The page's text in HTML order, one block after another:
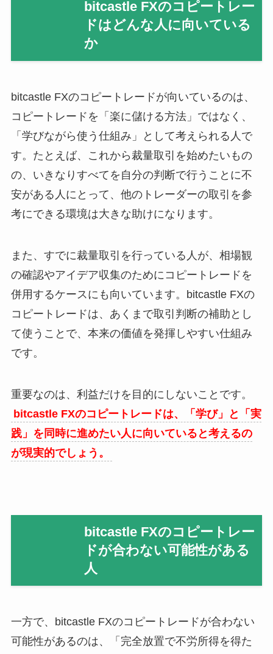
bitcastle FXのコピートレー
ドはどんな人に向いている
か
bitcastle FXのコピートレードが向いているのは、
コピートレードを「楽に儲ける方法」ではなく、
「学びながら使う仕組み」として考えられる人で
す。たとえば、これから裁量取引を始めたいもの
の、いきなりすべてを自分の判断で行うことに不
安がある人にとって、他のトレーダーの取引を参
考にできる環境は大きな助けになります。
また、すでに裁量取引を行っている人が、相場観
の確認やアイデア収集のためにコピートレードを
併用するケースにも向いています。bitcastle FXの
コピートレードは、あくまで取引判断の補助とし
て使うことで、本来の価値を発揮しやすい仕組み
です。
重要なのは、利益だけを目的にしないことです。
bitcastle FXのコピートレードは、「学び」と「実
践」を同時に進めたい人に向いていると考えるの
が現実的でしょう。
bitcastle FXのコピートレー
ドが合わない可能性がある
人
一方で、bitcastle FXのコピートレードが合わない
可能性があるのは、「完全放置で不労所得を得た